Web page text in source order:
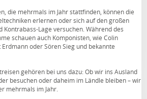
die mehrmals im Jahr stattfinden, können die
erlernen oder sich auf den großen
Kontrabass-Lage versuchen. Während des
schauen auch Komponisten, wie Colin
Erdmann oder Sören Sieg und bekannte
gehören bei uns dazu: Ob wir ins Ausland
besuchen oder daheim im Ländle bleiben – wir
mehrmals im Jahr.